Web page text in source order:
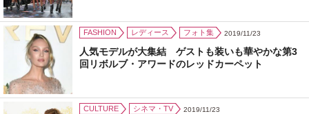
FASHION レディース フォト集 2019/11/23
人気モデルが大集結 ゲストも装いも華やかな第3
回リボルブ・アワードのレッドカーペット
CULTURE シネマ・TV 2019/11/23